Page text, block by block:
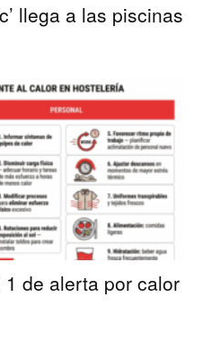
llega a las piscinas
de alerta por calor